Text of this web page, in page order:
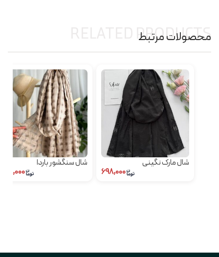
محصولات مرتبط
RELATED PRODUCTS
شال مارک نگینی شال سنگشور باردا